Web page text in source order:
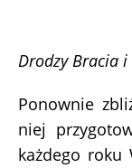
Drodzy Bracia i
Ponownie
niej
każdego roku